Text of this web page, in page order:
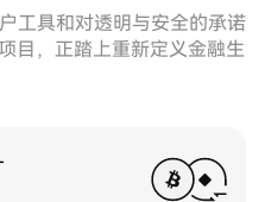
工具和对透明与安全的承诺
目，正踏上重新定义金融生